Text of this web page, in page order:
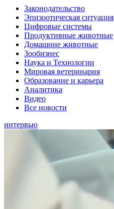
Законодательство
Эпизоотическая ситуация
Цифровые системы
Продуктивные животные
Домашние животные
Зообизнес
Наука и Технологии
Мировая ветеринария
Образование и карьера
Аналитика
Видео
Все новости
интервью